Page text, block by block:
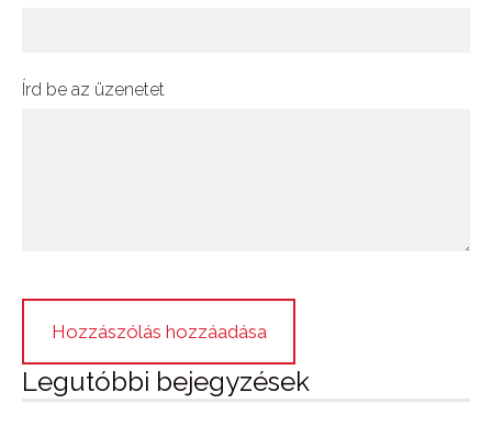
Legutóbbi bejegyzések
Írd be az üzenetet